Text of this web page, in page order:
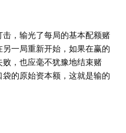
，输光了每局的基本配额赌
一局重新开始，如果在赢的
，也应毫不犹豫地结束赌
的原始资本额，这就是输的